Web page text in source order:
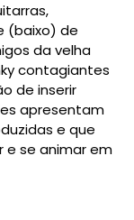
(baixo) de
da velha
contagiantes
de inserir
apresentam
e que
e se animar em